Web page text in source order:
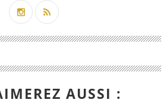
AUSSI :